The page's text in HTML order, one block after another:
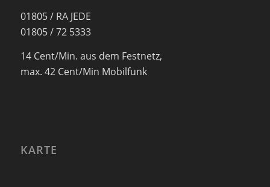
01805 / RA JEDE
01805 / 72 5333
14 Cent/Min. aus dem Festnetz,
max. 42 Cent/Min Mobilfunk
KARTE